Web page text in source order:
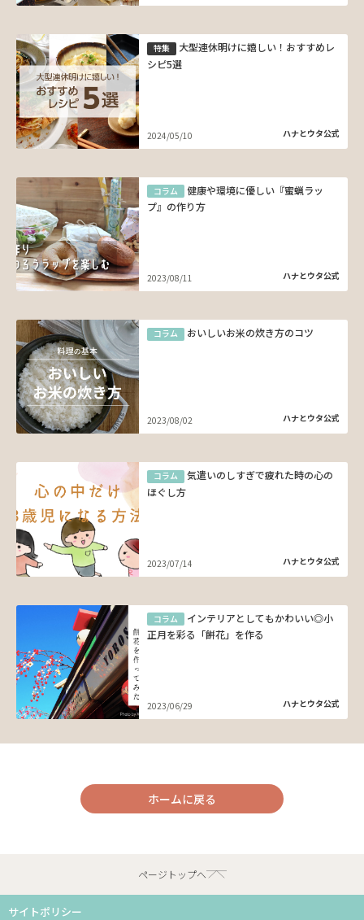
特集
大型連休明けに嬉しい！おすすめレ
シピ5選
2024/05/10 ハナとウタ公式
コラム
健康や環境に優しい『蜜蝋ラッ
プ』の作り方
2023/08/11 ハナとウタ公式
コラム おいしいお米の炊き方のコツ
2023/08/02 ハナとウタ公式
コラム
気遣いのしすぎで疲れた時の心の
ほぐし方
2023/07/14 ハナとウタ公式
コラム
インテリアとしてもかわいい◎小
正月を彩る「餅花」を作る
2023/06/29 ハナとウタ公式
ホームに戻る
ページトップへ
サイトポリシー